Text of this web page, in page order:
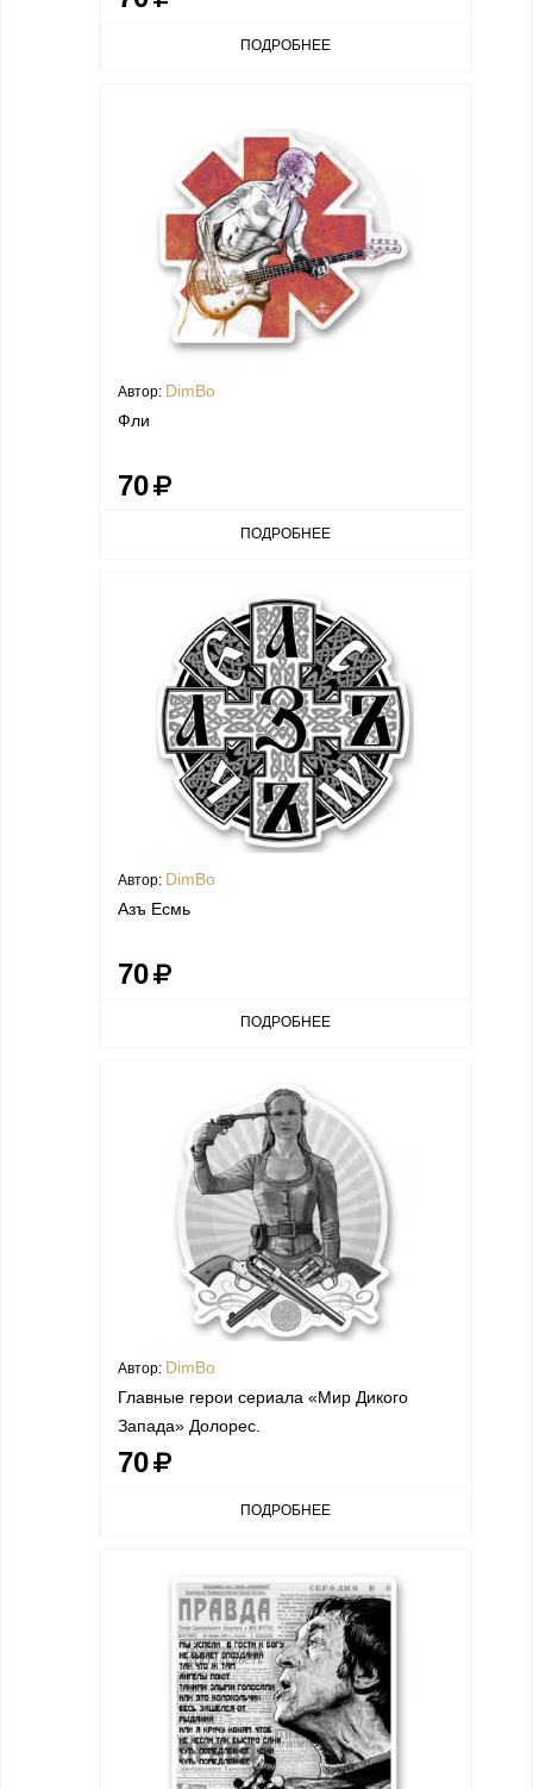
ПОДРОБНЕЕ
Автор: DimBo
Фли
70
ПОДРОБНЕЕ
Автор: DimBo
Азъ Есмь
70
ПОДРОБНЕЕ
Автор: DimBo
Главные герои сериала «Мир Дикого
Запада» Долорес.
70
ПОДРОБНЕЕ